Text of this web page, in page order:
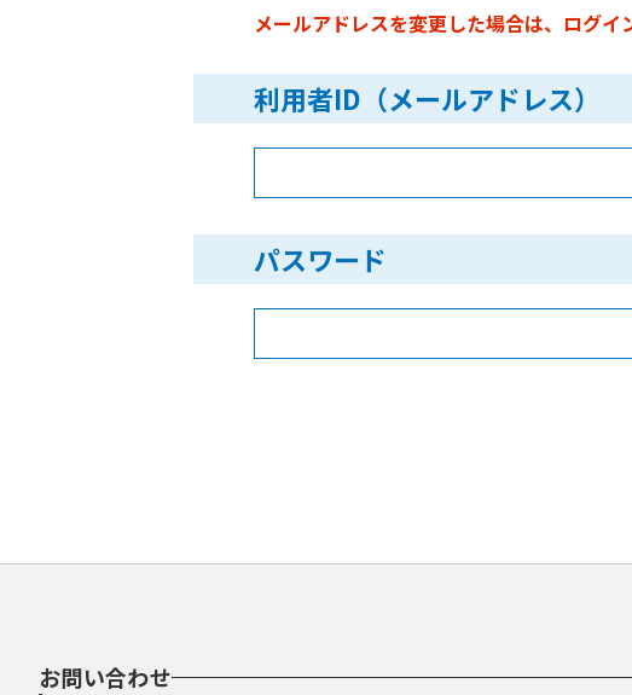
メールアドレスを変更した場合は、ログイ
利用者ID（メールアドレス）
パスワード
お問い合わせ